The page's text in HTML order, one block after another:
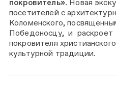
покровитель». Новая
посетителей с
Коломенского,
Победоносцу, и раскроет
покровителя
культурной традиции.